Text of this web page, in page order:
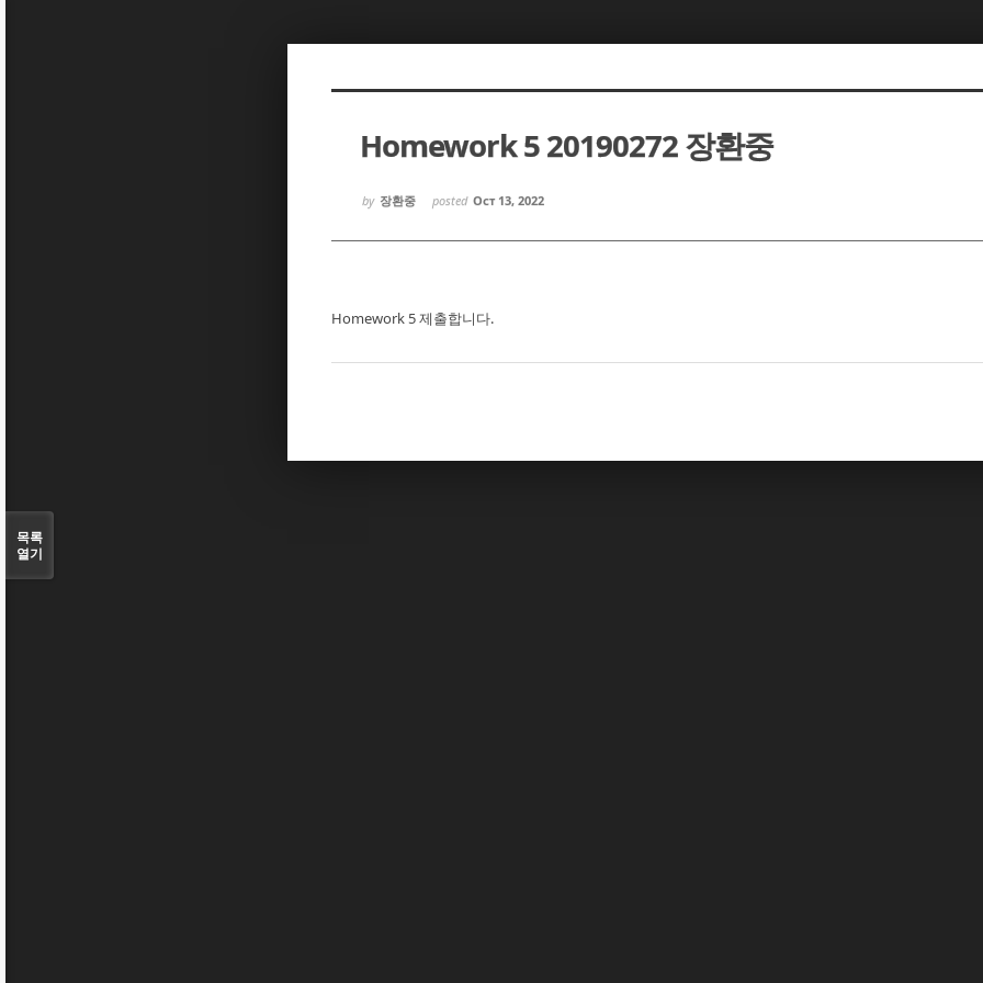
Homework 5 20190272 장환중
by 장환중 posted Oct 13, 2022
Homework 5 제출합니다.
목록
열기
Sketchbook5, 스케치북5
Sketchbook5, 스케치북5
Sketchbook5, 스케치북5
Sketchbook5, 스케치북5